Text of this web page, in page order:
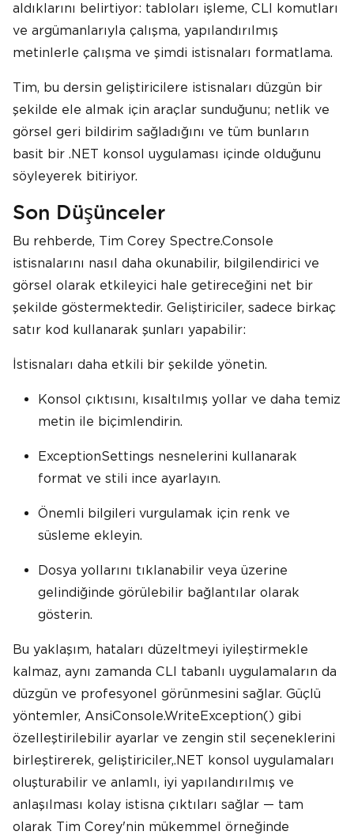
aldıklarını belirtiyor: tabloları işleme, CLI komutları
ve argümanlarıyla çalışma, yapılandırılmış
metinlerle çalışma ve şimdi istisnaları formatlama.
Tim, bu dersin geliştiricilere istisnaları düzgün bir
şekilde ele almak için araçlar sunduğunu; netlik ve
görsel geri bildirim sağladığını ve tüm bunların
basit bir .NET konsol uygulaması içinde olduğunu
söyleyerek bitiriyor.
Son Düşünceler
Bu rehberde, Tim Corey Spectre.Console
istisnalarını nasıl daha okunabilir, bilgilendirici ve
görsel olarak etkileyici hale getireceğini net bir
şekilde göstermektedir. Geliştiriciler, sadece birkaç
satır kod kullanarak şunları yapabilir:
İstisnaları daha etkili bir şekilde yönetin.
Konsol çıktısını, kısaltılmış yollar ve daha temiz
metin ile biçimlendirin.
ExceptionSettings nesnelerini kullanarak
format ve stili ince ayarlayın.
Önemli bilgileri vurgulamak için renk ve
süsleme ekleyin.
Dosya yollarını tıklanabilir veya üzerine
gelindiğinde görülebilir bağlantılar olarak
gösterin.
Bu yaklaşım, hataları düzeltmeyi iyileştirmekle
kalmaz, aynı zamanda CLI tabanlı uygulamaların da
düzgün ve profesyonel görünmesini sağlar. Güçlü
yöntemler, AnsiConsole.WriteException() gibi
özelleştirilebilir ayarlar ve zengin stil seçeneklerini
birleştirerek, geliştiriciler,.NET konsol uygulamaları
oluşturabilir ve anlamlı, iyi yapılandırılmış ve
anlaşılması kolay istisna çıktıları sağlar — tam
olarak Tim Corey'nin mükemmel örneğinde